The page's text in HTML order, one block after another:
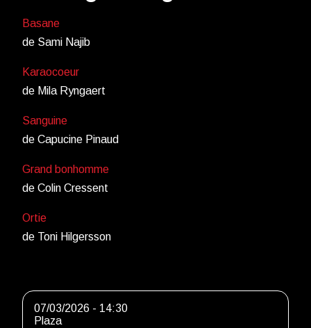
Basane
de Sami Najib
Karaocoeur
de Mila Ryngaert
Sanguine
de Capucine Pinaud
Grand bonhomme
de Colin Cressent
Ortie
de Toni Hilgersson
07/03/2026 - 14:30
Plaza